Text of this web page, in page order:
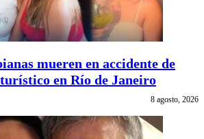
mueren en accidente de
en Río de Janeiro
8 agosto, 2026